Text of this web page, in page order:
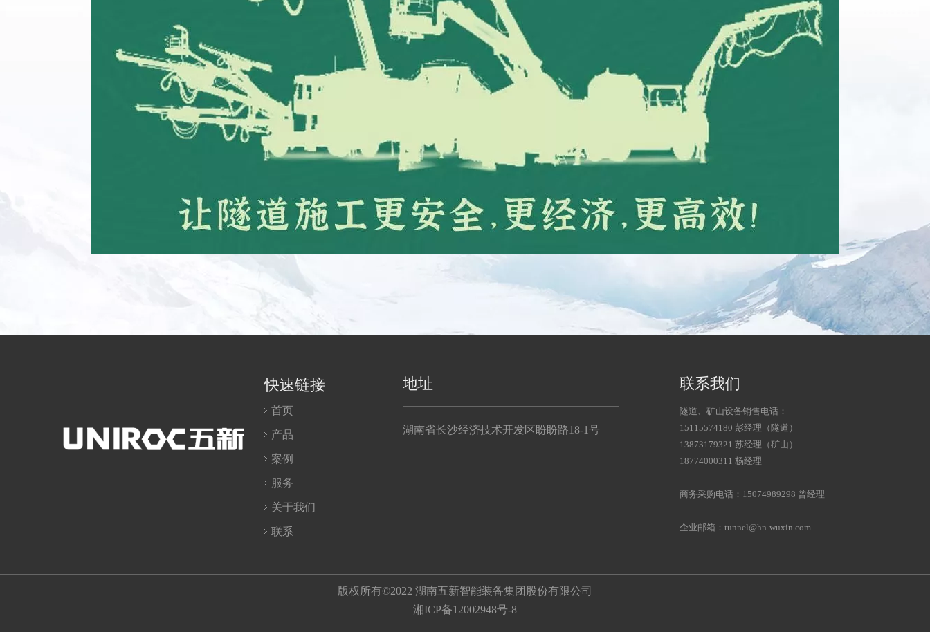
快速链接
首页
产品
案例
服务
关于我们
联系
地址
湖南省长沙经济技术开发区盼盼路18-1号
联系我们
隧道、矿山设备销售电话：
15115574180 彭经理（隧道）
13873179321 苏经理（矿山）
18774000311 杨经理
商务采购电话：15074989298 曾经理
企业邮箱：tunnel@hn-wuxin.com
版权所有©2022 湖南五新智能装备集团股份有限公司
湘ICP备12002948号-8